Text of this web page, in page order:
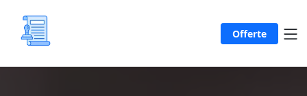
Offerte